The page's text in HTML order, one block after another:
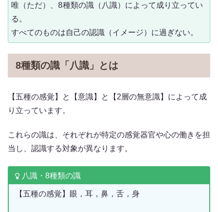
唯（ただ）、8種類の識（八識）によって成り立ってい
る。
すべてのものは自己の認識（イメージ）に過ぎない。
8種類の識「八識」とは
【五種の感覚】と【意識】と【2層の無意識】によって成
り立っています。
これらの識は、それぞれが特定の感覚器官や心の働きを担
当し、認識する対象が異なります。
八識・8種類の識
【五種の感覚】眼，耳，鼻，舌，身